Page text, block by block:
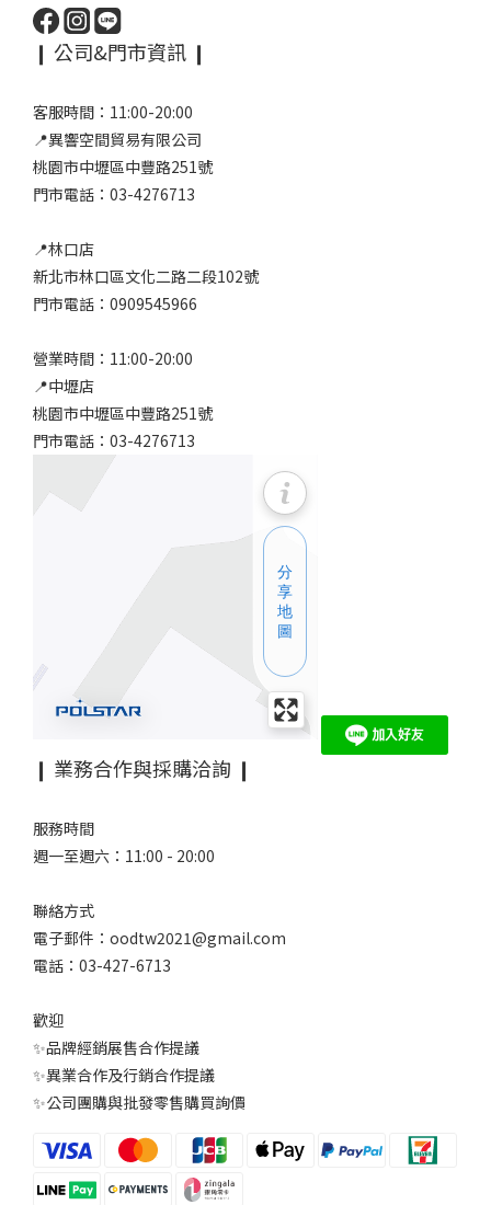
❙ 公司&門市資訊 ❙
客服時間：11:00-20:00
📍異響空間貿易有限公司
桃園市中壢區中豐路251號
門市電話：03-4276713
📍林口店
新北市林口區文化二路二段102號
門市電話：0909545966
營業時間：11:00-20:00
📍中壢店
桃園市中壢區中豐路251號
門市電話：03-4276713
❙ 業務合作與採購洽詢 ❙
服務時間
週一至週六：11:00 - 20:00
聯絡方式
電子郵件：oodtw2021@gmail.com
電話：03-427-6713
歡迎
✨品牌經銷展售合作提議
✨異業合作及行銷合作提議
✨公司團購與批發零售購買詢價